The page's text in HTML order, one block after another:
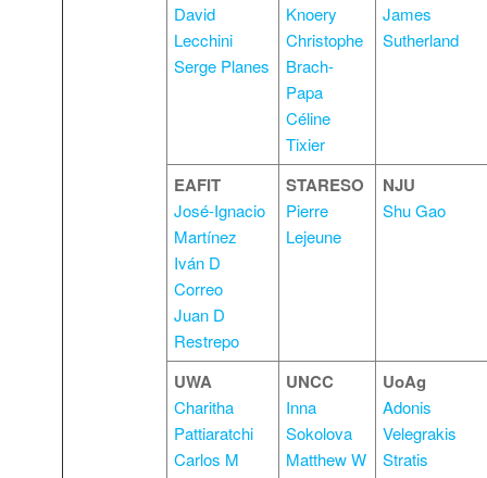
David
Lecchini
Serge Planes
Knoery
Christophe
Brach-
Papa
Céline
Tixier
James
Sutherland
EAFIT
José-Ignacio
Martínez
Iván D
Correo
Juan D
Restrepo
STARESO
Pierre
Lejeune
NJU
Shu Gao
UWA
Charitha
Pattiaratchi
Carlos M
UNCC
Inna
Sokolova
Matthew W
UoAg
Adonis
Velegrakis
Stratis